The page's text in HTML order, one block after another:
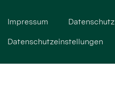
Impressum Datenschutz
Datenschutzeinstellungen